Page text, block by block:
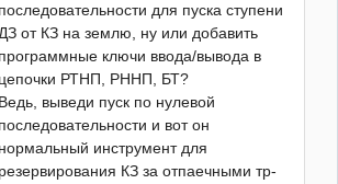
последовательности для пуска ступени
от КЗ на землю, ну или добавить
программные ключи ввода/вывода в
цепочки РТНП, РННП, БТ?
Ведь, выведи пуск по нулевой
последовательности и вот он
нормальный инструмент для
резервирования КЗ за отпаечными тр-